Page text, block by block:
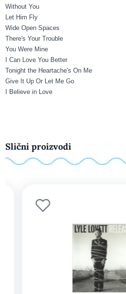
Without You
Let Him Fly
Wide Open Spaces
There's Your Trouble
You Were Mine
I Can Love You Better
Tonight the Heartache's On Me
Give It Up Or Let Me Go
I Believe in Love
Slični proizvodi